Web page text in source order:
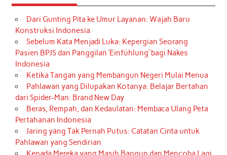
Dari Gunting Pita ke Umur Layanan: Wajah Baru
Konstruksi Indonesia
Sebelum Kata Menjadi Luka: Kepergian Seorang
Pasien BPJS dan Panggilan ‘Einfühlung’ bagi Nakes
Indonesia
Ketika Tangan yang Membangun Negeri Mulai Menua
Pahlawan yang Dilupakan Kotanya: Belajar Bertahan
dari Spider-Man: Brand New Day
Beras, Rempah, dan Kedaulatan: Membaca Ulang Peta
Pertahanan Indonesia
Jaring yang Tak Pernah Putus: Catatan Cinta untuk
Pahlawan yang Sendirian